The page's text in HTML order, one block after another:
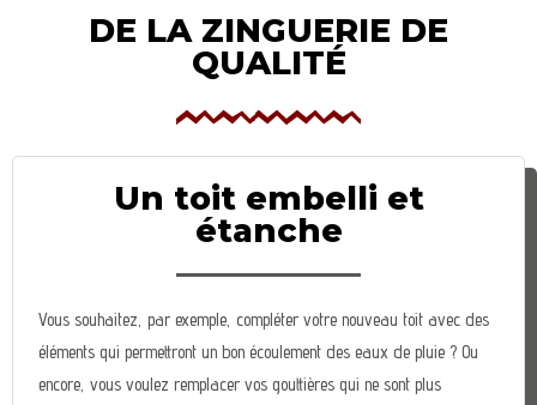
DE LA ZINGUERIE DE
QUALITÉ
Un toit embelli et
étanche
Vous souhaitez, par exemple, compléter votre nouveau toit avec des
éléments qui permettront un bon écoulement des eaux de pluie ? Ou
encore, vous voulez remplacer vos gouttières qui ne sont plus